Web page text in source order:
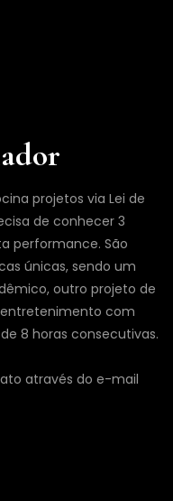
projetos via Lei de
de conhecer 3
performance. São
únicas, sendo um
outro projeto de
com
8 horas consecutivas.
através do e-mail